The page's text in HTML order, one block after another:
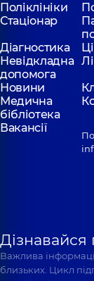
Поліклініки
Стаціонар
Діагностика
Невідкладна
допомога
Новини
Медична
бібліотека
Вакансії
Важлива
близьких. Цикл